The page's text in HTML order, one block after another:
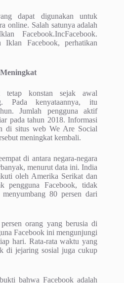
dapat digunakan untuk
online. Salah satunya adalah
Facebook.IncFacebook.
Iklan Facebook, perhatikan
tetap konstan sejak awal
Pada kenyataannya, itu
Jumlah pengguna aktif
pada tahun 2018. Informasi
di situs web We Are Social
meningkat kembali.
di antara negara-negara
menurut data ini. India
oleh Amerika Serikat dan
pengguna Facebook, tidak
80 persen dari
orang yang berusia di
Facebook ini mengunjungi
hari. Rata-rata waktu yang
di jejaring sosial juga cukup
bahwa Facebook adalah